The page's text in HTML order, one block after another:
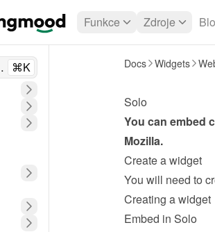
Funkce Zdroje
⌘K
Docs Widgets
Solo
You can embed
Mozilla.
Create a widget
Creating a widget
Embed in Solo